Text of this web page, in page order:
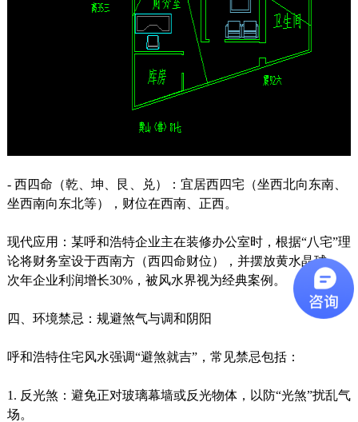
- 西四命（乾、坤、艮、兑）：宜居西四宅（坐西北向东南、
坐西南向东北等），财位在西南、正西。
现代应用：某呼和浩特企业主在装修办公室时，根据“八宅”理
论将财务室设于西南方（西四命财位），并摆放黄水晶球，
次年企业利润增长30%，被风水界视为经典案例。
四、环境禁忌：规避煞气与调和阴阳
呼和浩特住宅风水强调“避煞就吉”，常见禁忌包括：
1. 反光煞：避免正对玻璃幕墙或反光物体，以防“光煞”扰乱气
场。